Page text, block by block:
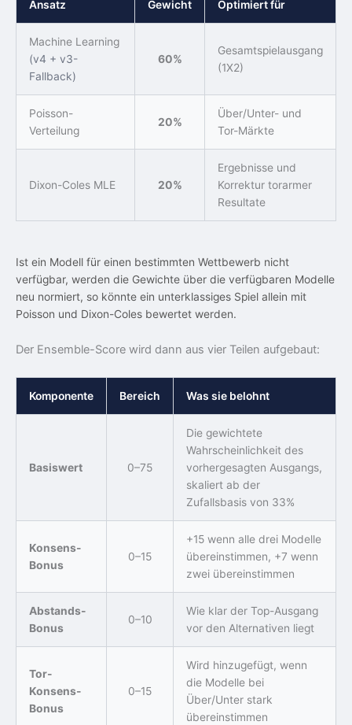
Ansatz Gewicht Optimiert für
Machine Learning
(v4 + v3-
Fallback)
60%
Gesamtspielausgang
(1X2)
Poisson-
Verteilung
20%
Über/Unter- und
Tor-Märkte
Dixon-Coles MLE 20%
Ergebnisse und
Korrektur torarmer
Resultate
Ist ein Modell für einen bestimmten Wettbewerb nicht
verfügbar, werden die Gewichte über die verfügbaren Modelle
neu normiert, so könnte ein unterklassiges Spiel allein mit
Poisson und Dixon-Coles bewertet werden.
Der Ensemble-Score wird dann aus vier Teilen aufgebaut:
Komponente Bereich Was sie belohnt
Basiswert 0–75
Die gewichtete
Wahrscheinlichkeit des
vorhergesagten Ausgangs,
skaliert ab der
Zufallsbasis von 33%
Konsens-
Bonus
0–15
+15 wenn alle drei Modelle
übereinstimmen, +7 wenn
zwei übereinstimmen
Abstands-
Bonus
0–10
Wie klar der Top-Ausgang
vor den Alternativen liegt
Tor-
Konsens-
Bonus
0–15
Wird hinzugefügt, wenn
die Modelle bei
Über/Unter stark
übereinstimmen